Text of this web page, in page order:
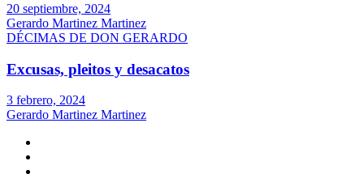
20 septiembre, 2024
Gerardo Martinez Martinez
DÉCIMAS DE DON GERARDO
Excusas, pleitos y desacatos
3 febrero, 2024
Gerardo Martinez Martinez